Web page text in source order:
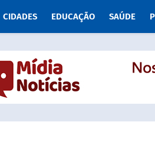
CIDADES EDUCAÇÃO SAÚDE